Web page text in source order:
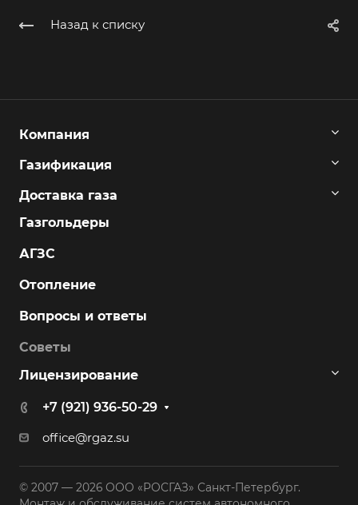
Назад к списку
Компания
Газификация
Доставка газа
Газгольдеры
АГЗС
Отопление
Вопросы и ответы
Советы
Лицензирование
+7 (921) 936-50-29
office@rgaz.su
© 2007 — 2026 ООО «РОСГАЗ» Санкт-Петербург.